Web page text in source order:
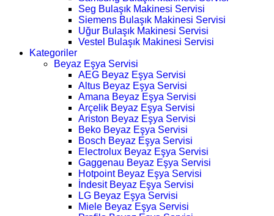
Seg Bulaşık Makinesi Servisi
Siemens Bulaşık Makinesi Servisi
Uğur Bulaşık Makinesi Servisi
Vestel Bulaşık Makinesi Servisi
Kategoriler
Beyaz Eşya Servisi
AEG Beyaz Eşya Servisi
Altus Beyaz Eşya Servisi
Amana Beyaz Eşya Servisi
Arçelik Beyaz Eşya Servisi
Ariston Beyaz Eşya Servisi
Beko Beyaz Eşya Servisi
Bosch Beyaz Eşya Servisi
Electrolux Beyaz Eşya Servisi
Gaggenau Beyaz Eşya Servisi
Hotpoint Beyaz Eşya Servisi
İndesit Beyaz Eşya Servisi
LG Beyaz Eşya Servisi
Miele Beyaz Eşya Servisi